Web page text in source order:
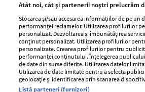
GSP
Unica
Baby
Retete
femei
Viva
Pariază responsabil! Decizia ONJN
Atât noi, cât și partenerii noștri prelucrăm
Stocarea și/sau accesarea informațiilor de pe un
performanței reclamelor. Utilizarea profilurilor
personalizat. Dezvoltarea și îmbunătățirea
conținut personalizat. Utilizarea profilurilor
personalizate. Crearea profilurilor pentru
performanței conținutului. Înțelegerea
de date din surse diferite. Utilizarea datelor
Utilizarea de date limitate pentru a selecta
geolocație și identificarea prin scanarea
Listă parteneri (furnizori)